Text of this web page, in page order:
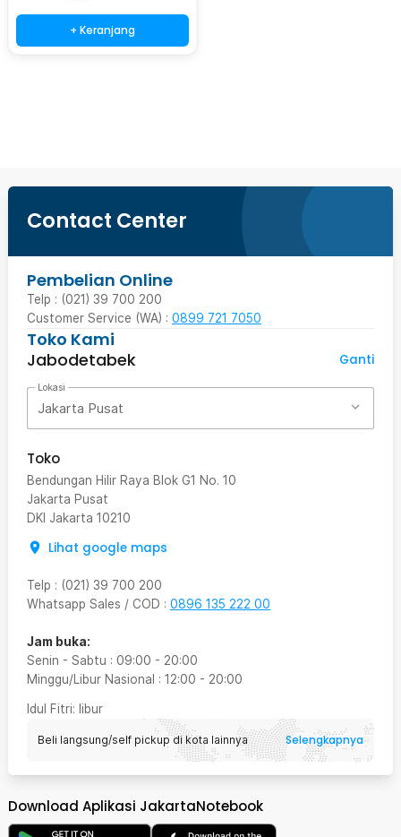
+ Keranjang
Contact Center
Pembelian Online
Telp : (021) 39 700 200
Customer Service (WA) : 0899 721 7050
Toko Kami
Jabodetabek
Ganti
Lokasi
Jakarta Pusat
Toko
Bendungan Hilir Raya Blok G1 No. 10
Jakarta Pusat
DKI Jakarta 10210
Lihat google maps
Telp : (021) 39 700 200
Whatsapp Sales / COD : 0896 135 222 00
Jam buka:
Senin - Sabtu : 09:00 - 20:00
Minggu/Libur Nasional : 12:00 - 20:00
Idul Fitri: libur
Beli langsung/self pickup di kota lainnya Selengkapnya
Download Aplikasi JakartaNotebook